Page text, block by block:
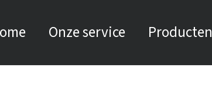
Onze service Producten